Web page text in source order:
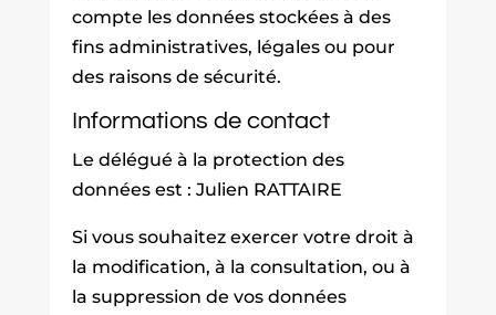
compte les données stockées à des
fins administratives, légales ou pour
des raisons de sécurité.
Informations de contact
Le délégué à la protection des
données est : Julien RATTAIRE
Si vous souhaitez exercer votre droit à
la modification, à la consultation, ou à
la suppression de vos données